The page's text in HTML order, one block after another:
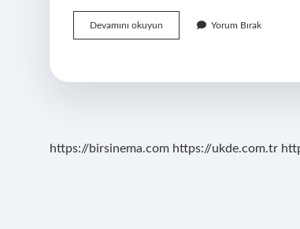
Devamını okuyun
Diye
Yorum Bırak
https://birsinema.com https://ukde.com.tr